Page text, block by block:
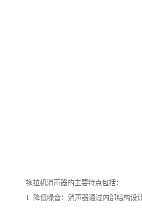
拖拉机消声器的主要特点包括：
1. 降低噪音：消声器通过内部结构设